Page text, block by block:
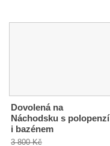
Dovolená na
Náchodsku s polopenzí
i bazénem
3 800 Kč